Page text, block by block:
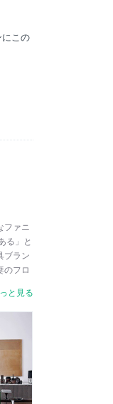
にこの
ファニ
る」と
ブラン
のフロ
ベルト
期的な
以上
され
ワー
し、オ
界を広
と見る